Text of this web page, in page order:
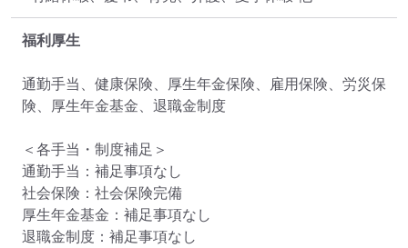
福利厚生
通勤手当、健康保険、厚生年金保険、雇用保険、労災保
険、厚生年金基金、退職金制度
＜各手当・制度補足＞
通勤手当：補足事項なし
社会保険：社会保険完備
厚生年金基金：補足事項なし
退職金制度：補足事項なし